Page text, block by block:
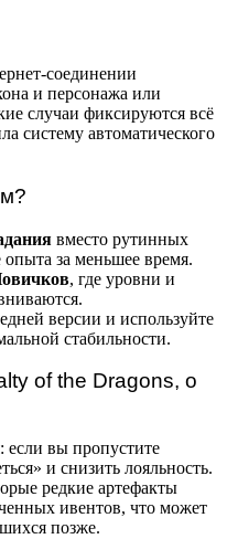
соединении
и персонажа или
случаи фиксируются всё
систему автоматического
вместо рутинных
за меньшее время.
, где уровни и
версии и используйте
стабильности.
of the Dragons, о
если вы пропустите
и снизить лояльность.
редкие артефакты
ивентов, что может
позже.